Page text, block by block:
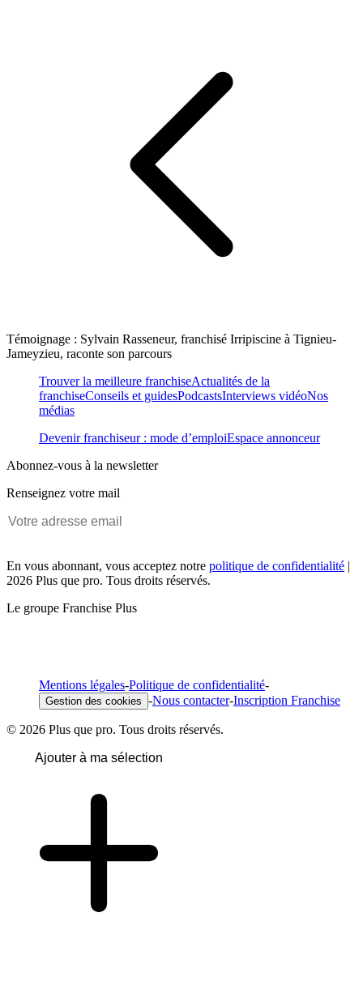
Témoignage : Sylvain Rasseneur, franchisé Irripiscine à Tignieu-
Jameyzieu, raconte son parcours
Trouver la meilleure franchiseActualités de la
franchiseConseils et guidesPodcastsInterviews vidéoNos
médias
Devenir franchiseur : mode d’emploiEspace annonceur
Abonnez-vous à la newsletter
Renseignez votre mail
En vous abonnant, vous acceptez notre politique de confidentialité |
2026 Plus que pro. Tous droits réservés.
Le groupe Franchise Plus
Mentions légales-Politique de confidentialité-
Gestion des cookies -Nous contacter-Inscription Franchise
© 2026 Plus que pro. Tous droits réservés.
Ajouter à ma sélection